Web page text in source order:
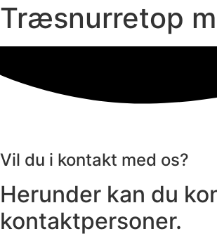
Træsnurretop
Vil du i kontakt med os?
Herunder kan du
kontaktpersoner.